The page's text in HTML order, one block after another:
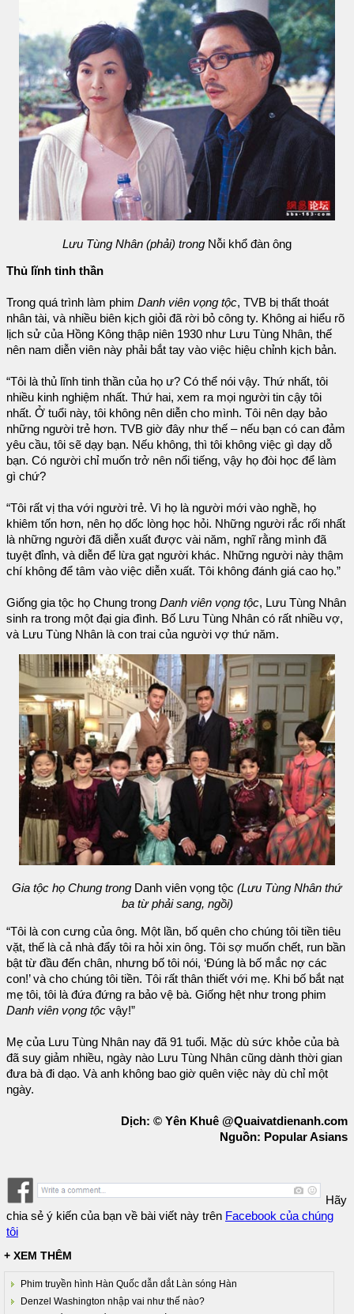
Lưu Tùng Nhân (phải) trong Nỗi khổ đàn ông
Thủ lĩnh tinh thần
Trong quá trình làm phim Danh viên vọng tộc, TVB bị thất thoát
nhân tài, và nhiều biên kịch giỏi đã rời bỏ công ty. Không ai hiểu rõ
lịch sử của Hồng Kông thập niên 1930 như Lưu Tùng Nhân, thế
nên nam diễn viên này phải bắt tay vào việc hiệu chỉnh kịch bản.
“Tôi là thủ lĩnh tinh thần của họ ư? Có thể nói vậy. Thứ nhất, tôi
nhiều kinh nghiệm nhất. Thứ hai, xem ra mọi người tin cậy tôi
nhất. Ở tuổi này, tôi không nên diễn cho mình. Tôi nên dạy bảo
những người trẻ hơn. TVB giờ đây như thế – nếu bạn có can đảm
yêu cầu, tôi sẽ dạy bạn. Nếu không, thì tôi không việc gì dạy dỗ
bạn. Có người chỉ muốn trở nên nổi tiếng, vậy họ đòi học để làm
gì chứ?
“Tôi rất vị tha với người trẻ. Vì họ là người mới vào nghề, họ
khiêm tốn hơn, nên họ dốc lòng học hỏi. Những người rắc rối nhất
là những người đã diễn xuất được vài năm, nghĩ rằng mình đã
tuyệt đỉnh, và diễn để lừa gạt người khác. Những người này thậm
chí không để tâm vào việc diễn xuất. Tôi không đánh giá cao họ.”
Giống gia tộc họ Chung trong Danh viên vọng tộc, Lưu Tùng Nhân
sinh ra trong một đại gia đình. Bố Lưu Tùng Nhân có rất nhiều vợ,
và Lưu Tùng Nhân là con trai của người vợ thứ năm.
Gia tộc họ Chung trong Danh viên vọng tộc (Lưu Tùng Nhân thứ
ba từ phải sang, ngồi)
“Tôi là con cưng của ông. Một lần, bố quên cho chúng tôi tiền tiêu
vặt, thế là cả nhà đẩy tôi ra hỏi xin ông. Tôi sợ muốn chết, run bần
bật từ đầu đến chân, nhưng bố tôi nói, ‘Đúng là bố mắc nợ các
con!’ và cho chúng tôi tiền. Tôi rất thân thiết với mẹ. Khi bố bắt nạt
mẹ tôi, tôi là đứa đứng ra bảo vệ bà. Giống hệt như trong phim
Danh viên vọng tộc vậy!”
Mẹ của Lưu Tùng Nhân nay đã 91 tuổi. Mặc dù sức khỏe của bà
đã suy giảm nhiều, ngày nào Lưu Tùng Nhân cũng dành thời gian
đưa bà đi dạo. Và anh không bao giờ quên việc này dù chỉ một
ngày.
Dịch: © Yên Khuê @Quaivatdienanh.com
Nguồn: Popular Asians
Hãy
chia sẻ ý kiến của bạn về bài viết này trên Facebook của chúng
tôi
+ XEM THÊM
Phim truyền hình Hàn Quốc dẫn dắt Làn sóng Hàn
Denzel Washington nhập vai như thế nào?